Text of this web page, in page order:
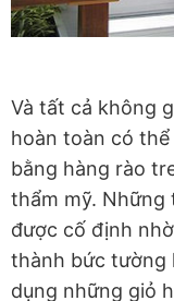
Và tất cả không
hoàn toàn có thể
bằng hàng rào
thẩm mỹ. Những
được cố định
thành bức tường
dụng những giỏ